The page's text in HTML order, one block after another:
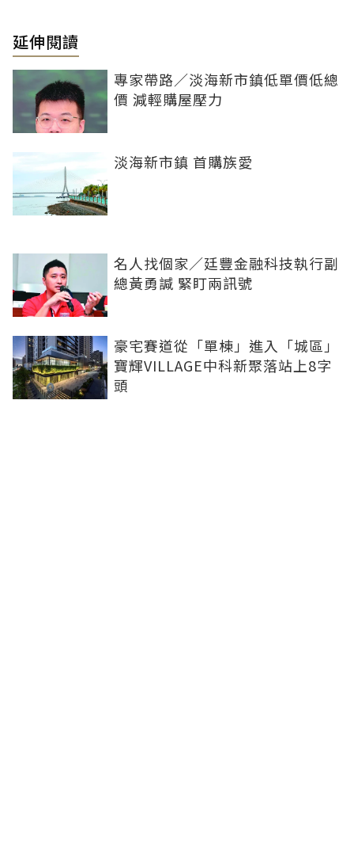
延伸閱讀
專家帶路／淡海新市鎮低單價低總
價 減輕購屋壓力
淡海新市鎮 首購族愛
名人找個家／廷豐金融科技執行副
總黃勇諴 緊盯兩訊號
豪宅賽道從「單棟」進入「城區」
寶輝VILLAGE中科新聚落站上8字
頭